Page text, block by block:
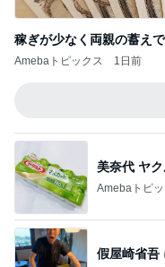
稼ぎが少なく両親の蓄え
Amebaトピックス 1日前
美奈代 ヤ
Amebaトピ
假屋崎省吾